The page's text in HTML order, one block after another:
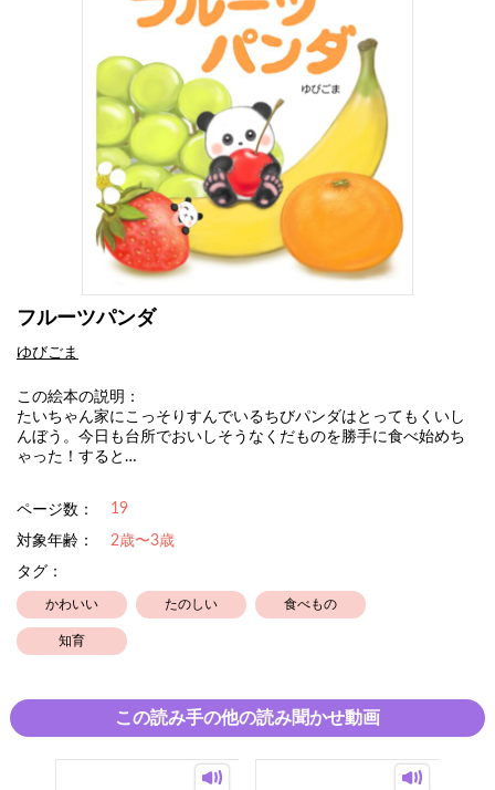
フルーツパンダ
ゆびごま
この絵本の説明：
たいちゃん家にこっそりすんでいるちびパンダはとってもくいし
んぼう。今日も台所でおいしそうなくだものを勝手に食べ始めち
ゃった！すると…
ページ数： 19
対象年齢：
2歳〜3歳
タグ：
かわいい たのしい 食べもの
知育
この読み手の他の読み聞かせ動画